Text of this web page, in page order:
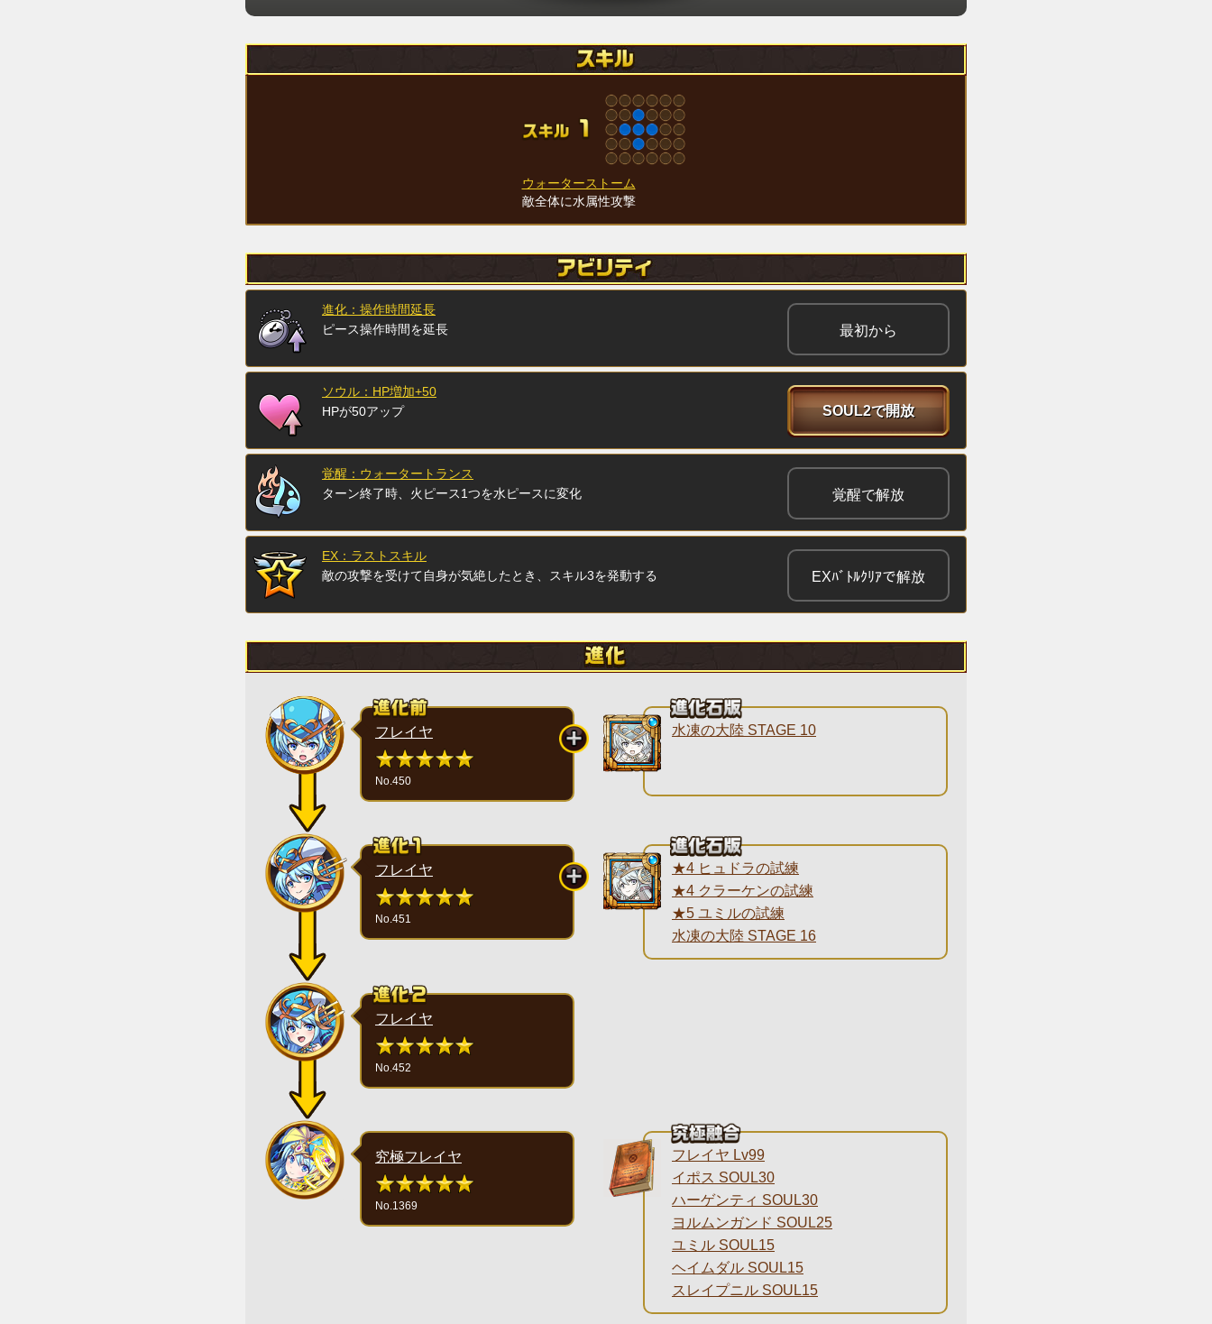
ウォーターストーム
敵全体に水属性攻撃
進化：操作時間延長
ピース操作時間を延長
最初から
ソウル：HP増加+50
HPが50アップ
SOUL2で開放
覚醒：ウォータートランス
ターン終了時、火ピース1つを水ピースに変化
覚醒で解放
EX：ラストスキル
敵の攻撃を受けて自身が気絶したとき、スキル3を発動する
EXﾊﾞﾄﾙｸﾘｱで解放
フレイヤ
No.450
水凍の大陸 STAGE 10
フレイヤ
No.451
★4 ヒュドラの試練
★4 クラーケンの試練
★5 ユミルの試練
水凍の大陸 STAGE 16
フレイヤ
No.452
究極フレイヤ
No.1369
フレイヤ Lv99
イポス SOUL30
ハーゲンティ SOUL30
ヨルムンガンド SOUL25
ユミル SOUL15
ヘイムダル SOUL15
スレイプニル SOUL15